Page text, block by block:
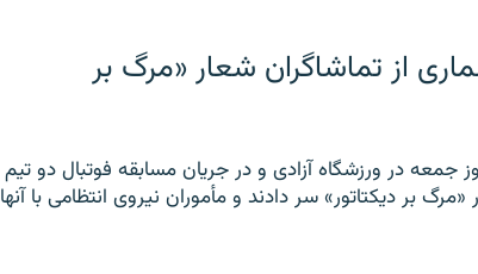
از تماشاگران شعار «مرگ بر
جمعه در ورزشگاه آزادی و در جریان مسابقه فوتبال دو تیم
بر دیکتاتور» سر دادند و مأموران نیروی انتظامی با آنها